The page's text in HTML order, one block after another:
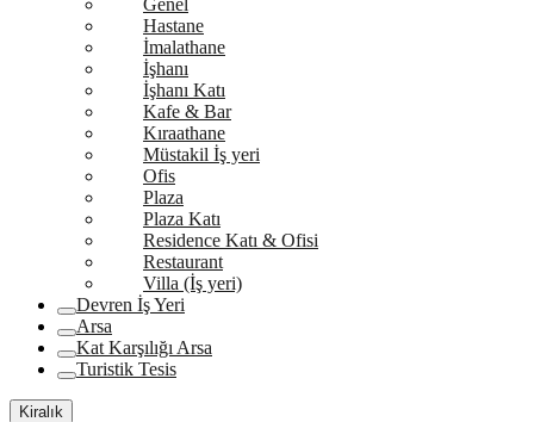
Genel
Hastane
İmalathane
İşhanı
İşhanı Katı
Kafe & Bar
Kıraathane
Müstakil İş yeri
Ofis
Plaza
Plaza Katı
Residence Katı & Ofisi
Restaurant
Villa (İş yeri)
Devren İş Yeri
Arsa
Kat Karşılığı Arsa
Turistik Tesis
Kiralık